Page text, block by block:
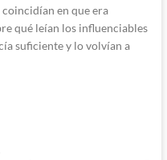
en que era
qué leían los influenciables
suficiente y lo volvían a